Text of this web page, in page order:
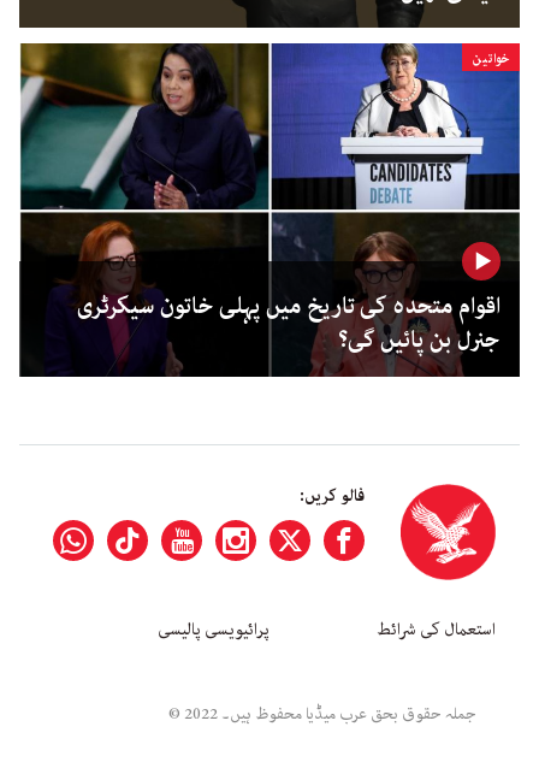
خواتین
اقوام متحدہ کی تاریخ میں پہلی خاتون سیکرٹری
جنرل بن پائیں گی؟
فالو کریں:
استعمال کی شرائط پرائیویسی پالیسی
جملہ حقوق بحق عرب میڈیا محفوظ ہیں۔ 2022 ©